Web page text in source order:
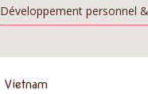
Développement personnel
Vietnam